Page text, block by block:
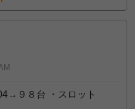
９８台 ・スロット